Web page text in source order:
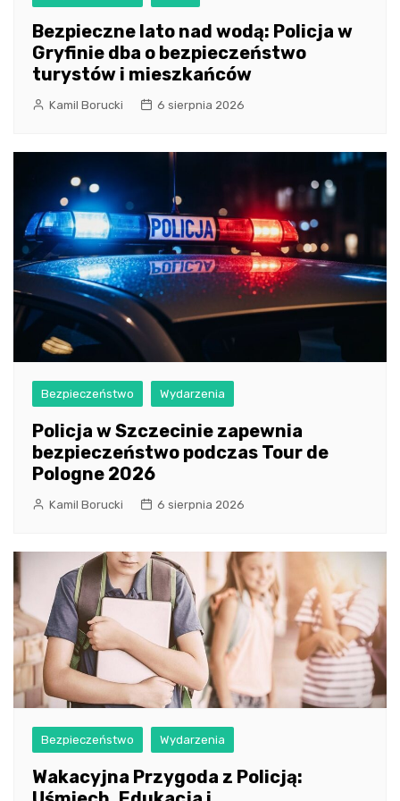
Bezpieczne lato nad wodą: Policja w
Gryfinie dba o bezpieczeństwo
turystów i mieszkańców
Kamil Borucki 6 sierpnia 2026
Bezpieczeństwo Wydarzenia
Policja w Szczecinie zapewnia
bezpieczeństwo podczas Tour de
Pologne 2026
Kamil Borucki 6 sierpnia 2026
Bezpieczeństwo Wydarzenia
Wakacyjna Przygoda z Policją: